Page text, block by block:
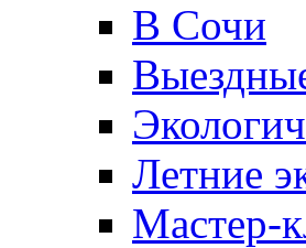
В Сочи
Летние
Мастер-